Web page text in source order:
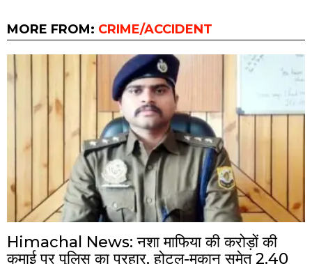
MORE FROM: CRIME/ACCIDENT
Himachal News: नशा माफिया की करोड़ों की
कमाई पर पुलिस का प्रहार, होटल-मकान समेत 2.40